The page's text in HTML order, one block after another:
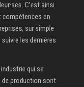
C’est ainsi
compétences en
sur simple
les dernières
qui se
de production sont